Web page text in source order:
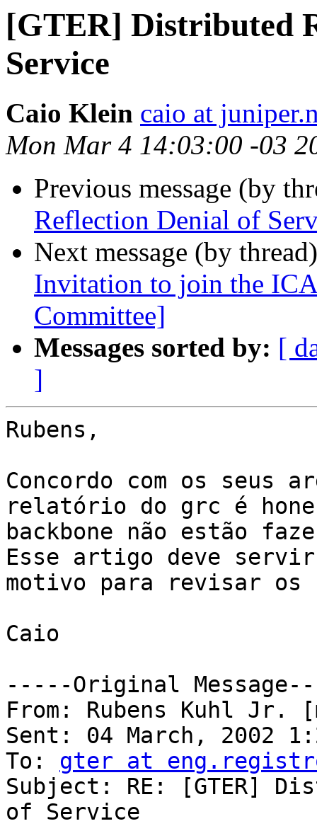
[GTER] Distributed
Service
Caio Klein caio at
Mon Mar 4 14:03:00 -03
Previous message (by
Reflection Denial of
Next message (by
Invitation to join the
Committee]
Messages sorted by: [
]
Rubens,
Concordo com os seus
relatório do grc é
backbone não estão
Esse artigo deve servir
motivo para revisar
Caio
-----Original
From: Rubens Kuhl Jr.
Sent: 04 March, 2002
To: gter at
Subject: RE: [GTER]
of Service